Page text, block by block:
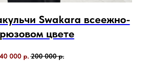
Swakara всеежно-
цвете
000 р. 200 000 р.